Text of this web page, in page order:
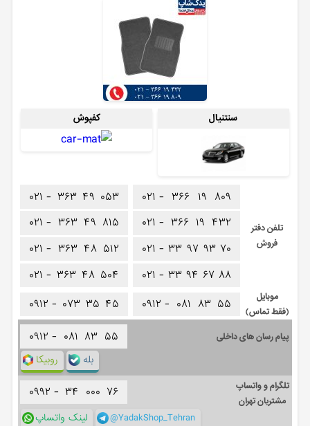
سنتنیال کفپوش
تلفن دفتر
فروش
۰۲۱ - ۳۶۶ ۱۹ ۸۰۹
۰۲۱ - ۳۶۶ ۱۹ ۴۳۲
۰۲۱ - ۳۳ ۹۷ ۹۳ ۷۰
۰۲۱ - ۳۳ ۹۴ ۶۷ ۸۸
۰۲۱ - ۳۶۳ ۴۹ ۰۵۳
۰۲۱ - ۳۶۳ ۴۹ ۸۱۵
۰۲۱ - ۳۶۳ ۴۸ ۵۱۲
۰۲۱ - ۳۶۳ ۴۸ ۵۰۴
موبایل
(فقط تماس)
۰۹۱۲ - ۰۸۱ ۸۳ ۵۵ ۰۹۱۲ - ۰۷۳ ۳۵ ۴۵
پیام رسان های داخلی ۰۹۱۲ - ۰۸۱ ۸۳ ۵۵
روبیکا بله
تلگرام و واتساپ
مشتریان تهران
۰۹۹۲ - ۳۴ ۰۰۰ ۷۶
لینک واتساپ @YadakShop_Tehran